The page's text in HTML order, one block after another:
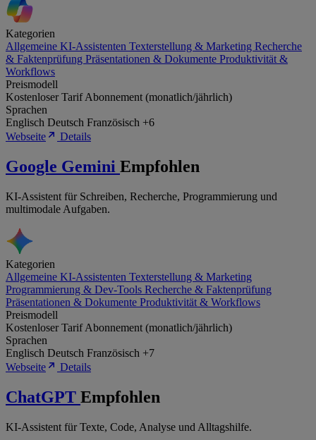
Kategorien
Allgemeine KI-Assistenten Texterstellung & Marketing Recherche
& Faktenprüfung Präsentationen & Dokumente Produktivität &
Workflows
Preismodell
Kostenloser Tarif Abonnement (monatlich/jährlich)
Sprachen
Englisch Deutsch Französisch +6
Webseite
Details
Google Gemini Empfohlen
KI-Assistent für Schreiben, Recherche, Programmierung und
multimodale Aufgaben.
Kategorien
Allgemeine KI-Assistenten Texterstellung & Marketing
Programmierung & Dev-Tools Recherche & Faktenprüfung
Präsentationen & Dokumente Produktivität & Workflows
Preismodell
Kostenloser Tarif Abonnement (monatlich/jährlich)
Sprachen
Englisch Deutsch Französisch +7
Webseite
Details
ChatGPT Empfohlen
KI-Assistent für Texte, Code, Analyse und Alltagshilfe.